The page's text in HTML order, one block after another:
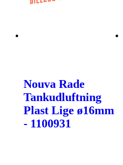
Nouva Rade
Tankudluftning
Plast Lige ø16mm
- 1100931